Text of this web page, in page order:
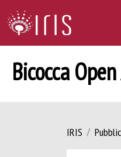
Bicocca
IRIS